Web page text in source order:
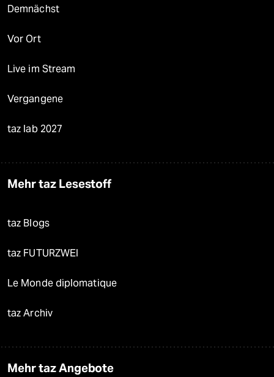
Demnächst
Vor Ort
Live im Stream
Vergangene
taz lab 2027
Mehr taz Lesestoff
taz Blogs
taz FUTURZWEI
Le Monde diplomatique
taz Archiv
Mehr taz Angebote